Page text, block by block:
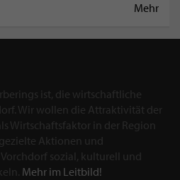
Mehr
ist, die wirtschaftliche
Wir wollen die Attraktivität der
Wirtschaftsfaktor in der Region
Aktionen und
sozial, kulturell und
Mehr im Leitbild!